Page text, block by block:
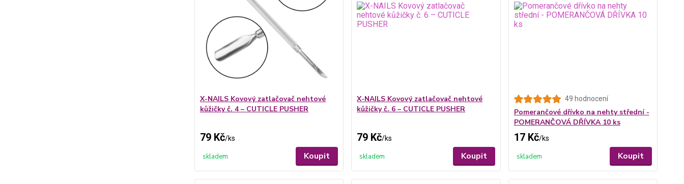
X-NAILS Kovový zatlačovač nehtové
kůžičky č. 4 – CUTICLE PUSHER
79 Kč/ks
skladem Koupit
X-NAILS Kovový zatlačovač nehtové
kůžičky č. 6 – CUTICLE PUSHER
79 Kč/ks
skladem Koupit
49 hodnocení
Pomerančové dřívko na nehty střední -
POMERANČOVÁ DŘÍVKA 10 ks
17 Kč/ks
skladem Koupit